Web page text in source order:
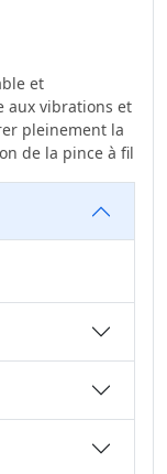
et
aux vibrations et
pleinement la
de la pince à fil